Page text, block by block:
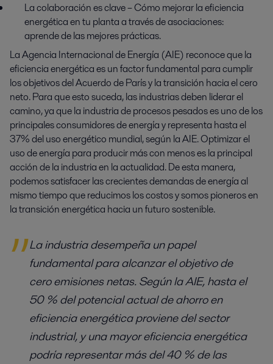
La colaboración es clave – Cómo mejorar la eficiencia
energética en tu planta a través de asociaciones:
aprende de las mejores prácticas.
La Agencia Internacional de Energía (AIE) reconoce que la
eficiencia energética es un factor fundamental para cumplir
los objetivos del Acuerdo de París y la transición hacia el cero
neto. Para que esto suceda, las industrias deben liderar el
camino, ya que la industria de procesos pesados ​​es uno de los
principales consumidores de energía y representa hasta el
37% del uso energético mundial, según la AIE. Optimizar el
uso de energía para producir más con menos es la principal
acción de la industria en la actualidad. De esta manera,
podemos satisfacer las crecientes demandas de energía al
mismo tiempo que reducimos los costos y somos pioneros en
la transición energética hacia un futuro sostenible.
La industria desempeña un papel
fundamental para alcanzar el objetivo de
cero emisiones netas. Según la AIE, hasta el
50 % del potencial actual de ahorro en
eficiencia energética proviene del sector
industrial, y una mayor eficiencia energética
podría representar más del 40 % de las